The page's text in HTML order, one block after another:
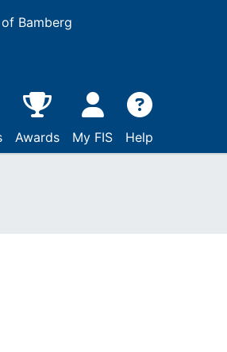
Bamberg
Awards My FIS Help